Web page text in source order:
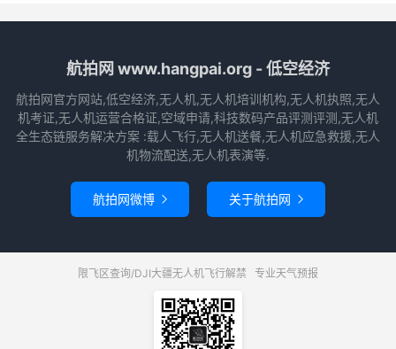
航拍网 www.hangpai.org - 低空经济
航拍网官方网站,低空经济,无人机,无人机培训机构,无人机执照,无人
机考证,无人机运营合格证,空域申请,科技数码产品评测评测,无人机
全生态链服务解决方案 :载人飞行,无人机送餐,无人机应急救援,无人
机物流配送,无人机表演等.
航拍网微博  关于航拍网 
限飞区查询/DJI大疆无人机飞行解禁 专业天气预报